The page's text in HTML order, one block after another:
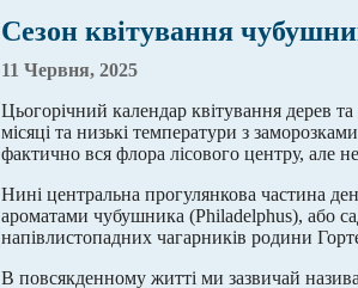
Сезон квітування
11 Червня, 2025
Цьогорічний календар квітування дерев та
місяці та низькі температури з
фактично вся флора лісового центру, але
Нині центральна прогулянкова частина
ароматами чубушника (Philadelphus), або
напівлистопадних чагарників родини
В повсякденному житті ми зазвичай